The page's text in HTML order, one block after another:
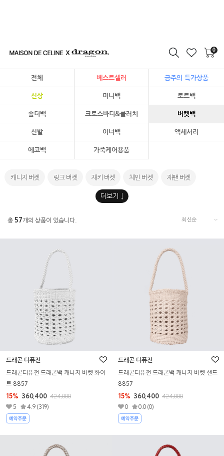
0
전체 베스트셀러 금주의 특가상품
신상 미니백 토트백
숄더백 크로스바디&클러치 버켓백
신발 이너백 액세서리
에코백 가죽케어용품
캐니지 버켓 링크 버켓 재키 버켓 체인 버켓 재팬 버켓
발리 라운드 버켓
B위브 버켓백
총 57개의 상품이 있습니다.
드래곤 디퓨전
드래곤디퓨전 드래곤백 캐니지 버켓 화이
트 8857
15% 360,400 424,000
5
4.9 (319)
드래곤 디퓨전
드래곤디퓨전 드래곤백 캐니지 버켓 샌드
8857
15% 360,400 424,000
0
0.0 (0)